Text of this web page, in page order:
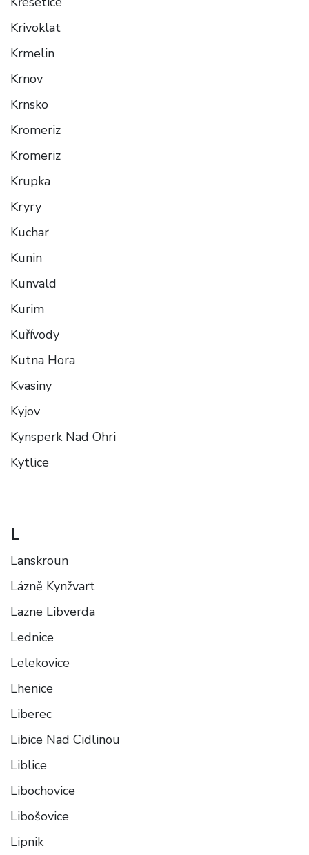
Krivoklat
Krmelin
Krnov
Krnsko
Kromeriz
Kromeriz
Krupka
Kryry
Kuchar
Kunin
Kunvald
Kurim
Kuřívody
Kutna Hora
Kvasiny
Kyjov
Kynsperk Nad Ohri
Kytlice
L
Lanskroun
Lázně Kynžvart
Lazne Libverda
Lednice
Lelekovice
Lhenice
Liberec
Libice Nad Cidlinou
Liblice
Libochovice
Libošovice
Lipnik